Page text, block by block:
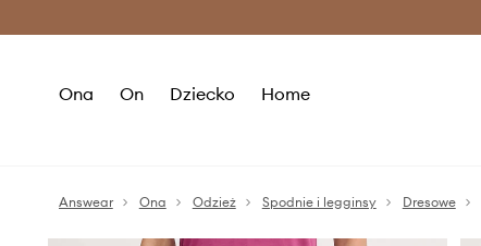
Ona On Dziecko Home
Answear Ona Odzież Spodnie i legginsy Dresowe